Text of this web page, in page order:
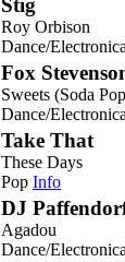
Stig
Roy Orbison
Dance/
Fox
Sweets (Soda
Dance/
Take That
These Days
Pop Info
DJ
Agadou
Dance/